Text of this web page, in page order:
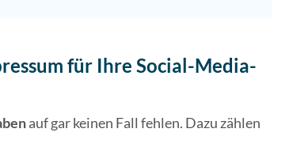
für Ihre Social-Media-
auf gar keinen Fall fehlen. Dazu zählen